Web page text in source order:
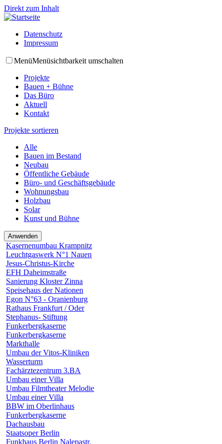
Direkt zum Inhalt
Datenschutz
Impressum
MenüMenüsichtbarkeit umschalten
Projekte
Bauen + Bühne
Das Büro
Aktuell
Kontakt
Projekte sortieren
Alle
Bauen im Bestand
Neubau
Öffentliche Gebäude
Büro- und Geschäftsgebäude
Wohnungsbau
Holzbau
Solar
Kunst und Bühne
Kasernenumbau Krampnitz
Leuchtgaswerk N°1 Nauen
Jesus-Christus-Kirche
EFH Daheimstraße
Sanierung Kloster Zinna
Speisehaus der Nationen
Egon N°63 - Oranienburg
Rathaus Frankfurt / Oder
Stephanus- Stiftung
Funkerbergkaserne
Funkerbergkaserne
Markthalle
Umbau der Vitos-Kliniken
Wasserturm
Fachärztezentrum 3.BA
Umbau einer Villa
Umbau Filmtheater Melodie
Umbau einer Villa
BBW im Oberlinhaus
Funkerbergkaserne
Dachausbau
Staatsoper Berlin
Funkhaus Berlin Nalepastr.